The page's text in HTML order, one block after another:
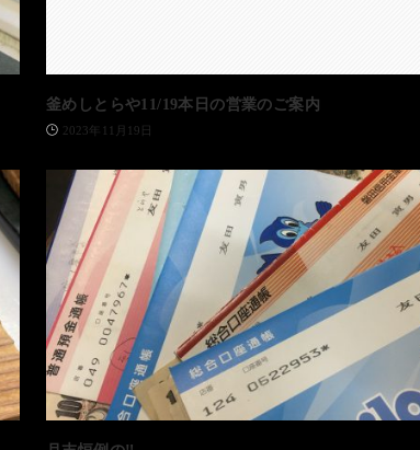
釜めしとらや11/19本日の営業のご案内
2023年11月19日